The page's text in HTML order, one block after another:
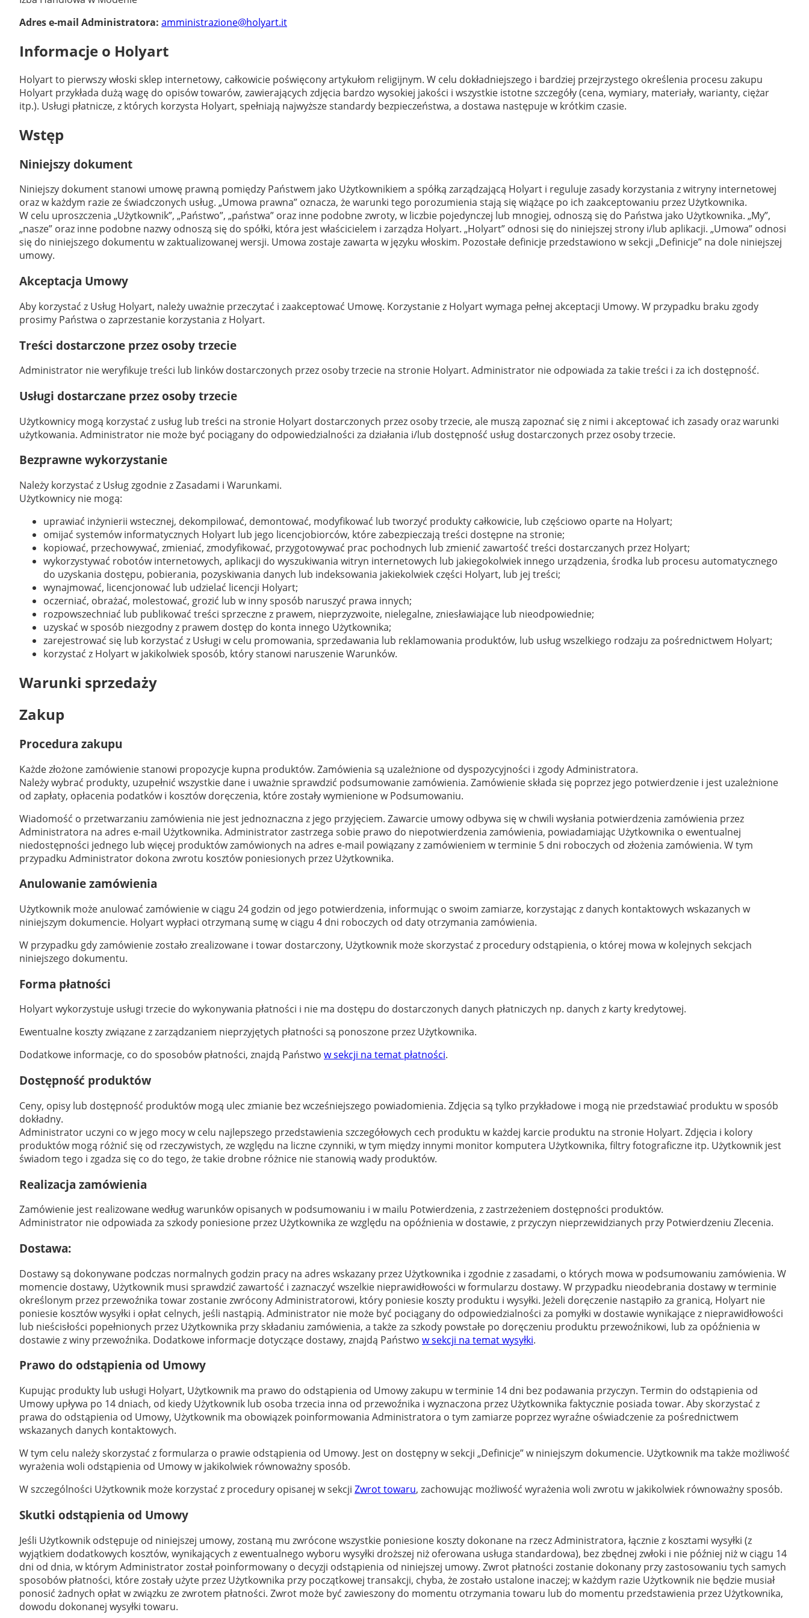
Adres e-mail Administratora: amministrazione@holyart.it
Informacje o Holyart
Holyart to pierwszy włoski sklep internetowy, całkowicie poświęcony artykułom religijnym. W celu dokładniejszego i bardziej przejrzystego określenia procesu zakupu
Holyart przykłada dużą wagę do opisów towarów, zawierających zdjęcia bardzo wysokiej jakości i wszystkie istotne szczegóły (cena, wymiary, materiały, warianty, ciężar
itp.). Usługi płatnicze, z których korzysta Holyart, spełniają najwyższe standardy bezpieczeństwa, a dostawa następuje w krótkim czasie.
Wstęp
Niniejszy dokument
Niniejszy dokument stanowi umowę prawną pomiędzy Państwem jako Użytkownikiem a spółką zarządzającą Holyart i reguluje zasady korzystania z witryny internetowej
oraz w każdym razie ze świadczonych usług. „Umowa prawna” oznacza, że warunki tego porozumienia stają się wiążące po ich zaakceptowaniu przez Użytkownika.
W celu uproszczenia „Użytkownik”, „Państwo”, „państwa” oraz inne podobne zwroty, w liczbie pojedynczej lub mnogiej, odnoszą się do Państwa jako Użytkownika. „My”,
„nasze” oraz inne podobne nazwy odnoszą się do spółki, która jest właścicielem i zarządza Holyart. „Holyart” odnosi się do niniejszej strony i/lub aplikacji. „Umowa” odnosi
się do niniejszego dokumentu w zaktualizowanej wersji. Umowa zostaje zawarta w języku włoskim. Pozostałe definicje przedstawiono w sekcji „Definicje” na dole niniejszej
umowy.
Akceptacja Umowy
Aby korzystać z Usług Holyart, należy uważnie przeczytać i zaakceptować Umowę. Korzystanie z Holyart wymaga pełnej akceptacji Umowy. W przypadku braku zgody
prosimy Państwa o zaprzestanie korzystania z Holyart.
Treści dostarczone przez osoby trzecie
Administrator nie weryfikuje treści lub linków dostarczonych przez osoby trzecie na stronie Holyart. Administrator nie odpowiada za takie treści i za ich dostępność.
Usługi dostarczane przez osoby trzecie
Użytkownicy mogą korzystać z usług lub treści na stronie Holyart dostarczonych przez osoby trzecie, ale muszą zapoznać się z nimi i akceptować ich zasady oraz warunki
użytkowania. Administrator nie może być pociągany do odpowiedzialności za działania i/lub dostępność usług dostarczonych przez osoby trzecie.
Bezprawne wykorzystanie
Należy korzystać z Usług zgodnie z Zasadami i Warunkami.
Użytkownicy nie mogą:
uprawiać inżynierii wstecznej, dekompilować, demontować, modyfikować lub tworzyć produkty całkowicie, lub częściowo oparte na Holyart;
omijać systemów informatycznych Holyart lub jego licencjobiorców, które zabezpieczają treści dostępne na stronie;
kopiować, przechowywać, zmieniać, zmodyfikować, przygotowywać prac pochodnych lub zmienić zawartość treści dostarczanych przez Holyart;
wykorzystywać robotów internetowych, aplikacji do wyszukiwania witryn internetowych lub jakiegokolwiek innego urządzenia, środka lub procesu automatycznego
do uzyskania dostępu, pobierania, pozyskiwania danych lub indeksowania jakiekolwiek części Holyart, lub jej treści;
wynajmować, licencjonować lub udzielać licencji Holyart;
oczerniać, obrażać, molestować, grozić lub w inny sposób naruszyć prawa innych;
rozpowszechniać lub publikować treści sprzeczne z prawem, nieprzyzwoite, nielegalne, zniesławiające lub nieodpowiednie;
uzyskać w sposób niezgodny z prawem dostęp do konta innego Użytkownika;
zarejestrować się lub korzystać z Usługi w celu promowania, sprzedawania lub reklamowania produktów, lub usług wszelkiego rodzaju za pośrednictwem Holyart;
korzystać z Holyart w jakikolwiek sposób, który stanowi naruszenie Warunków.
Warunki sprzedaży
Zakup
Procedura zakupu
Każde złożone zamówienie stanowi propozycje kupna produktów. Zamówienia są uzależnione od dyspozycyjności i zgody Administratora.
Należy wybrać produkty, uzupełnić wszystkie dane i uważnie sprawdzić podsumowanie zamówienia. Zamówienie składa się poprzez jego potwierdzenie i jest uzależnione
od zapłaty, opłacenia podatków i kosztów doręczenia, które zostały wymienione w Podsumowaniu.
Wiadomość o przetwarzaniu zamówienia nie jest jednoznaczna z jego przyjęciem. Zawarcie umowy odbywa się w chwili wysłania potwierdzenia zamówienia przez
Administratora na adres e-mail Użytkownika. Administrator zastrzega sobie prawo do niepotwierdzenia zamówienia, powiadamiając Użytkownika o ewentualnej
niedostępności jednego lub więcej produktów zamówionych na adres e-mail powiązany z zamówieniem w terminie 5 dni roboczych od złożenia zamówienia. W tym
przypadku Administrator dokona zwrotu kosztów poniesionych przez Użytkownika.
Anulowanie zamówienia
Użytkownik może anulować zamówienie w ciągu 24 godzin od jego potwierdzenia, informując o swoim zamiarze, korzystając z danych kontaktowych wskazanych w
niniejszym dokumencie. Holyart wypłaci otrzymaną sumę w ciągu 4 dni roboczych od daty otrzymania zamówienia.
W przypadku gdy zamówienie zostało zrealizowane i towar dostarczony, Użytkownik może skorzystać z procedury odstąpienia, o której mowa w kolejnych sekcjach
niniejszego dokumentu.
Forma płatności
Holyart wykorzystuje usługi trzecie do wykonywania płatności i nie ma dostępu do dostarczonych danych płatniczych np. danych z karty kredytowej.
Ewentualne koszty związane z zarządzaniem nieprzyjętych płatności są ponoszone przez Użytkownika.
Dodatkowe informacje, co do sposobów płatności, znajdą Państwo w sekcji na temat płatności.
Dostępność produktów
Ceny, opisy lub dostępność produktów mogą ulec zmianie bez wcześniejszego powiadomienia. Zdjęcia są tylko przykładowe i mogą nie przedstawiać produktu w sposób
dokładny.
Administrator uczyni co w jego mocy w celu najlepszego przedstawienia szczegółowych cech produktu w każdej karcie produktu na stronie Holyart. Zdjęcia i kolory
produktów mogą różnić się od rzeczywistych, ze względu na liczne czynniki, w tym między innymi monitor komputera Użytkownika, filtry fotograficzne itp. Użytkownik jest
świadom tego i zgadza się co do tego, że takie drobne różnice nie stanowią wady produktów.
Realizacja zamówienia
Zamówienie jest realizowane według warunków opisanych w podsumowaniu i w mailu Potwierdzenia, z zastrzeżeniem dostępności produktów.
Administrator nie odpowiada za szkody poniesione przez Użytkownika ze względu na opóźnienia w dostawie, z przyczyn nieprzewidzianych przy Potwierdzeniu Zlecenia.
Dostawa:
Dostawy są dokonywane podczas normalnych godzin pracy na adres wskazany przez Użytkownika i zgodnie z zasadami, o których mowa w podsumowaniu zamówienia. W
momencie dostawy, Użytkownik musi sprawdzić zawartość i zaznaczyć wszelkie nieprawidłowości w formularzu dostawy. W przypadku nieodebrania dostawy w terminie
określonym przez przewoźnika towar zostanie zwrócony Administratorowi, który poniesie koszty produktu i wysyłki. Jeżeli doręczenie nastąpiło za granicą, Holyart nie
poniesie kosztów wysyłki i opłat celnych, jeśli nastąpią. Administrator nie może być pociągany do odpowiedzialności za pomyłki w dostawie wynikające z nieprawidłowości
lub nieścisłości popełnionych przez Użytkownika przy składaniu zamówienia, a także za szkody powstałe po doręczeniu produktu przewoźnikowi, lub za opóźnienia w
dostawie z winy przewoźnika. Dodatkowe informacje dotyczące dostawy, znajdą Państwo w sekcji na temat wysyłki.
Prawo do odstąpienia od Umowy
Kupując produkty lub usługi Holyart, Użytkownik ma prawo do odstąpienia od Umowy zakupu w terminie 14 dni bez podawania przyczyn. Termin do odstąpienia od
Umowy upływa po 14 dniach, od kiedy Użytkownik lub osoba trzecia inna od przewoźnika i wyznaczona przez Użytkownika faktycznie posiada towar. Aby skorzystać z
prawa do odstąpienia od Umowy, Użytkownik ma obowiązek poinformowania Administratora o tym zamiarze poprzez wyraźne oświadczenie za pośrednictwem
wskazanych danych kontaktowych.
W tym celu należy skorzystać z formularza o prawie odstąpienia od Umowy. Jest on dostępny w sekcji „Definicje” w niniejszym dokumencie. Użytkownik ma także możliwość
wyrażenia woli odstąpienia od Umowy w jakikolwiek równoważny sposób.
W szczególności Użytkownik może korzystać z procedury opisanej w sekcji Zwrot towaru, zachowując możliwość wyrażenia woli zwrotu w jakikolwiek równoważny sposób.
Skutki odstąpienia od Umowy
Jeśli Użytkownik odstępuje od niniejszej umowy, zostaną mu zwrócone wszystkie poniesione koszty dokonane na rzecz Administratora, łącznie z kosztami wysyłki (z
wyjątkiem dodatkowych kosztów, wynikających z ewentualnego wyboru wysyłki droższej niż oferowana usługa standardowa), bez zbędnej zwłoki i nie później niż w ciągu 14
dni od dnia, w którym Administrator został poinformowany o decyzji odstąpienia od niniejszej umowy. Zwrot płatności zostanie dokonany przy zastosowaniu tych samych
sposobów płatności, które zostały użyte przez Użytkownika przy początkowej transakcji, chyba, że zostało ustalone inaczej; w każdym razie Użytkownik nie będzie musiał
ponosić żadnych opłat w związku ze zwrotem płatności. Zwrot może być zawieszony do momentu otrzymania towaru lub do momentu przedstawienia przez Użytkownika,
dowodu dokonanej wysyłki towaru.